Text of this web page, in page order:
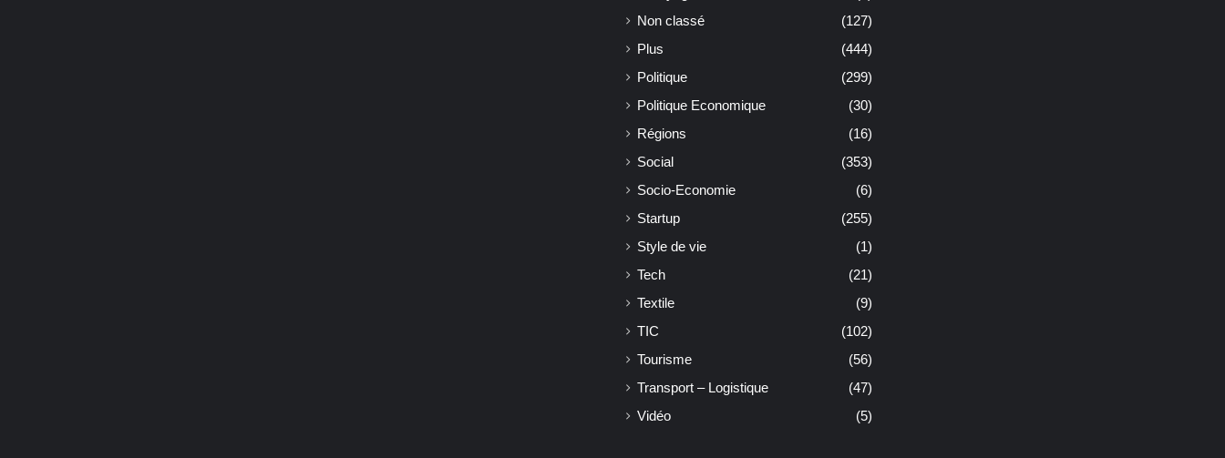
Non classé
(127)
Plus
(444)
Politique
(299)
Politique Economique
(30)
Régions
(16)
Social
(353)
Socio-Economie
(6)
Startup
(255)
Style de vie
(1)
Tech
(21)
Textile
(9)
TIC
(102)
Tourisme
(56)
Transport – Logistique
(47)
Vidéo
(5)